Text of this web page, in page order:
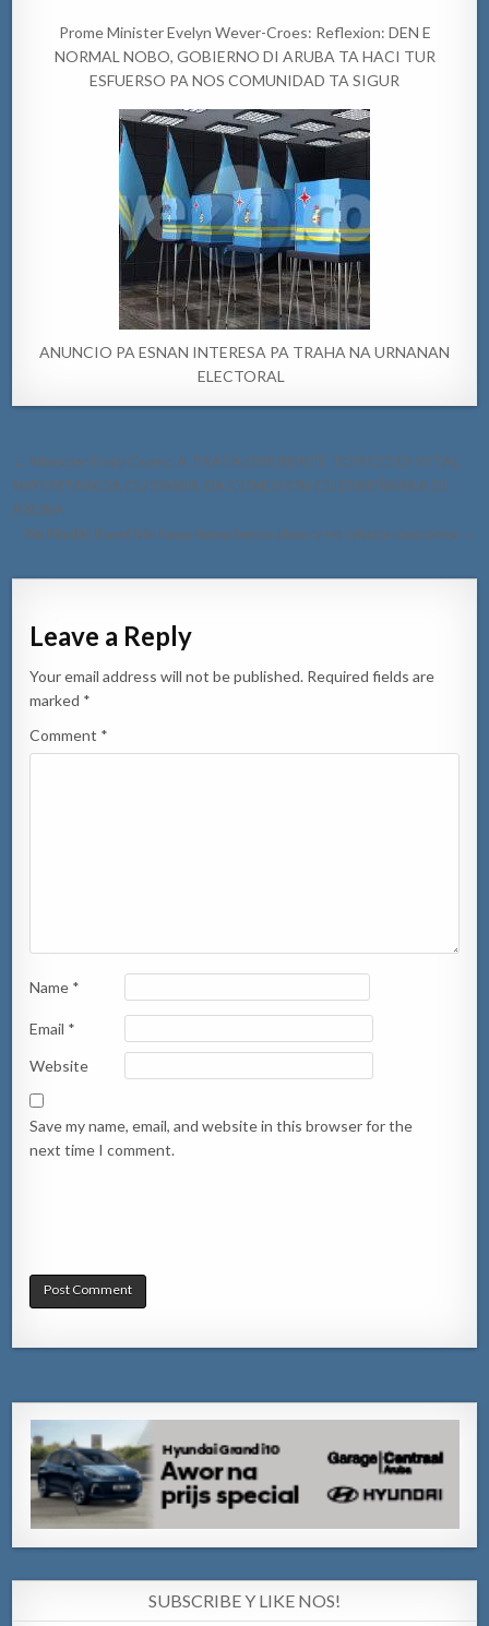
Prome Minister Evelyn Wever-Croes: Reflexion: DEN E
NORMAL NOBO, GOBIERNO DI ARUBA TA HACI TUR
ESFUERSO PA NOS COMUNIDAD TA SIGUR
ANUNCIO PA ESNAN INTERESA PA TRAHA NA URNANAN
ELECTORAL
Post
navigation
← Minister Endy Croes: A TRATA DIFERENTE TOPICO DI VITAL
IMPORTANCIA CU SIMAR, EN CONEXION CU ENSEÑANSA DI
ARUBA
Na Madiki Kavel bin haya dama benta abao y no tabata reacciona →
Leave a Reply
Your email address will not be published. Required fields are
marked *
Comment *
Name *
Email *
Website
Save my name, email, and website in this browser for the
next time I comment.
SUBSCRIBE Y LIKE NOS!